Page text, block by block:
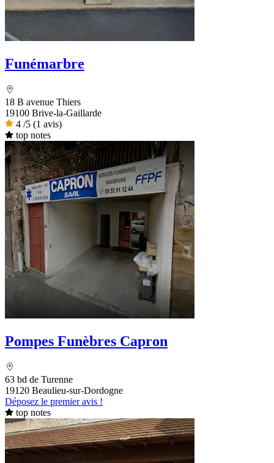
Funémarbre
18 B avenue Thiers
19100 Brive-la-Gaillarde
4 /5 (1 avis)
top notes
Pompes Funèbres Capron
63 bd de Turenne
19120 Beaulieu-sur-Dordogne
Déposez le premier avis !
top notes